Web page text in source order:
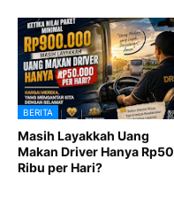
BERITA
Masih Layakkah Uang
Makan Driver Hanya Rp50
Ribu per Hari?